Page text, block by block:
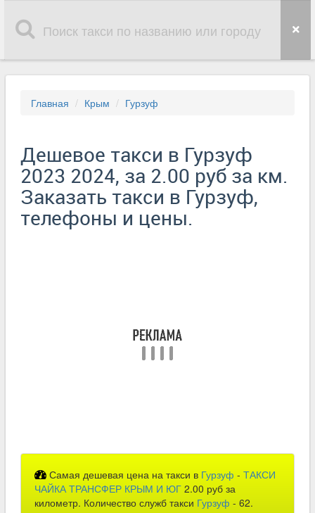
Главная Крым Гурзуф
Дешевое такси в Гурзуф
2023 2024, за 2.00 руб за км.
Заказать такси в Гурзуф,
телефоны и цены.
Самая дешевая цена на такси в Гурзуф - ТАКСИ
ЧАЙКА ТРАНСФЕР КРЫМ И ЮГ 2.00 руб за
километр. Количество служб такси Гурзуф - 62.